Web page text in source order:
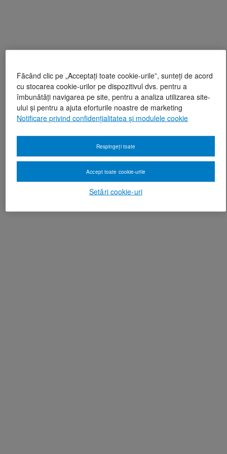
Făcând clic pe „Acceptați toate cookie-urile”, sunteți de acord
cu stocarea cookie-urilor pe dispozitivul dvs. pentru a
îmbunătăți navigarea pe site, pentru a analiza utilizarea site-
ului și pentru a ajuta eforturile noastre de marketing
Notificare privind confidențialitatea și modulele cookie
Setări cookie-uri
Respingeți toate
Accept toate cookie-urile